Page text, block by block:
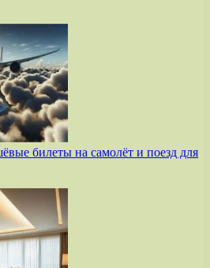
билеты на самолёт и поезд для